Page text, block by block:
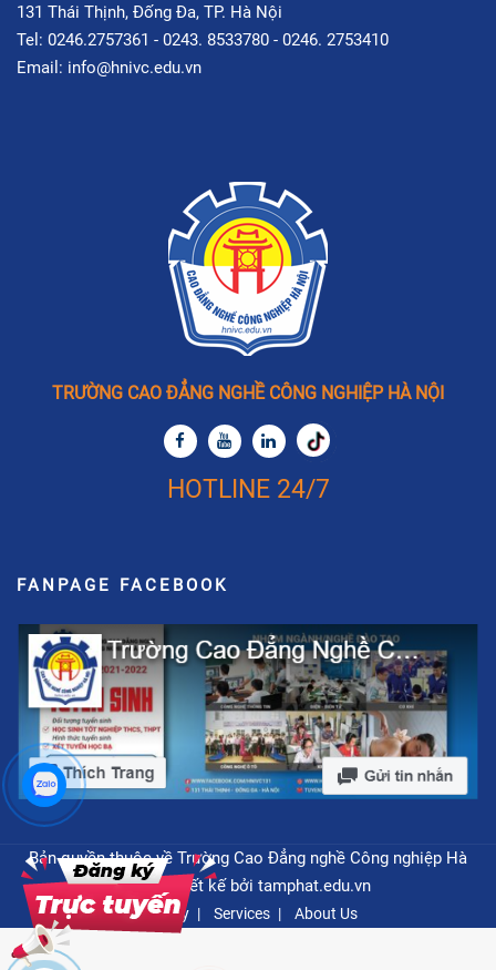
131 Thái Thịnh, Đống Đa, TP. Hà Nội
Tel: 0246.2757361 - 0243. 8533780 - 0246. 2753410
Email: info@hnivc.edu.vn
TRƯỜNG CAO ĐẲNG NGHỀ CÔNG NGHIỆP HÀ NỘI
HOTLINE 24/7
FANPAGE FACEBOOK
Bản quyền thuộc về Trường Cao Đẳng nghề Công nghiệp Hà
Nội - Thiết kế bởi tamphat.edu.vn
Privacy Services About Us